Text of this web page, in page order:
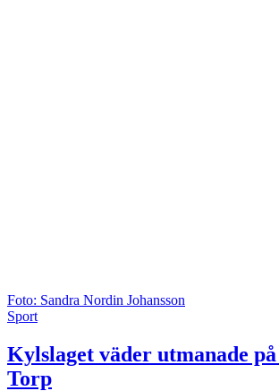
Foto: Sandra Nordin Johansson
Sport
Kylslaget väder utmanade
Torp